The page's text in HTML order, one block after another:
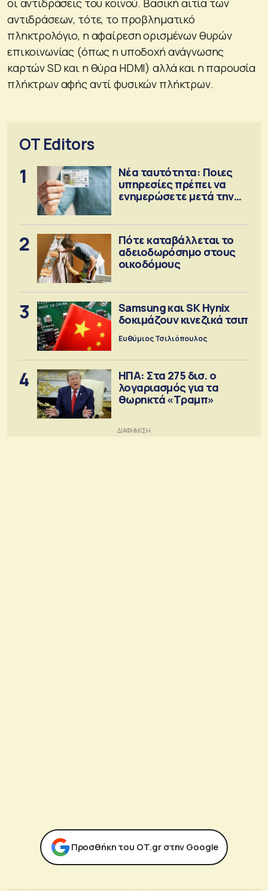
οι αντιδράσεις του κοινού. Βασική αιτία των
αντιδράσεων, τότε, το προβληματικό
πληκτρολόγιο, η αφαίρεση ορισμένων θυρών
επικοινωνίας (όπως η υποδοχή ανάγνωσης
καρτών SD και η θύρα HDMI) αλλά και η παρουσία
πλήκτρων αφής αντί φυσικών πλήκτρων.
OT Editors
1
Νέα ταυτότητα: Ποιες
υπηρεσίες πρέπει να
ενημερώσετε μετά την
2
Πότε καταβάλλεται το
αδειοδωρόσημο στους
οικοδόμους
3
Samsung και SK Hynix
δοκιμάζουν κινεζικά τσιπ
Ευθύμιος Τσιλιόπουλος
4
ΗΠΑ: Στα 275 δισ. ο
λογαριασμός για τα
θωρηκτά «Τραμπ»
Προσθήκη του ΟΤ.gr στην Google